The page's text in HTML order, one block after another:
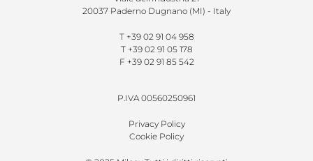
20037 Paderno Dugnano (MI) - Italy
T +39 02 91 04 958
T +39 02 91 05 178
F +39 02 91 85 542
P.IVA 00560250961
Privacy Policy
Cookie Policy